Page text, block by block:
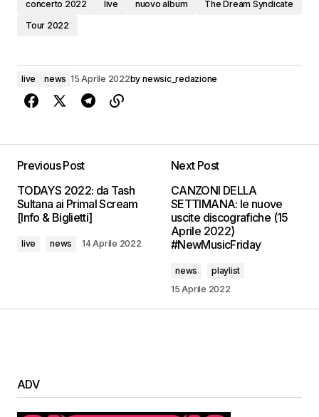
concerto 2022 live nuovo album
The Dream Syndicate
Tour 2022
live news 15 Aprile 2022by newsic_redazione
Previous Post
TODAYS 2022: da Tash
Sultana ai Primal Scream
[Info & Biglietti]
live news 14 Aprile 2022
Next Post
CANZONI DELLA
SETTIMANA: le nuove
uscite discografiche (15
Aprile 2022)
#NewMusicFriday
news
playlist
15 Aprile 2022
ADV